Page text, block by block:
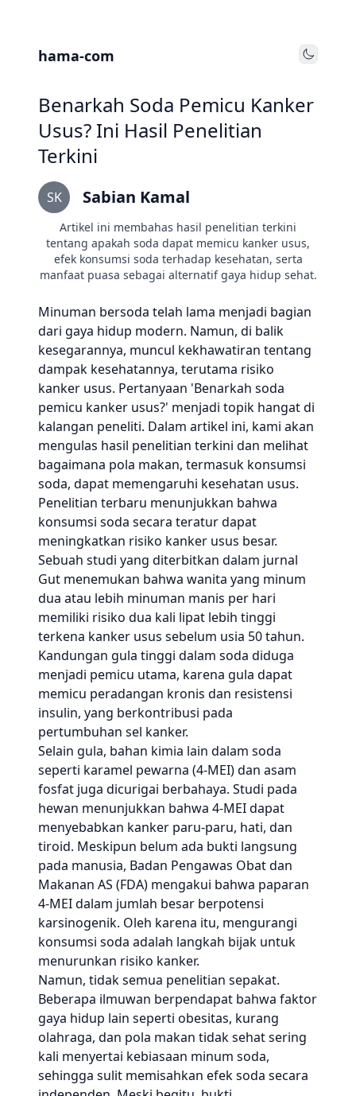
hama-com Toggle
Benarkah Soda Pemicu Kanker
Usus? Ini Hasil Penelitian
Terkini
SK Sabian Kamal
Artikel ini membahas hasil penelitian terkini
tentang apakah soda dapat memicu kanker usus,
efek konsumsi soda terhadap kesehatan, serta
manfaat puasa sebagai alternatif gaya hidup sehat.
Minuman bersoda telah lama menjadi bagian
dari gaya hidup modern. Namun, di balik
kesegarannya, muncul kekhawatiran tentang
dampak kesehatannya, terutama risiko
kanker usus. Pertanyaan 'Benarkah soda
pemicu kanker usus?' menjadi topik hangat di
kalangan peneliti. Dalam artikel ini, kami akan
mengulas hasil penelitian terkini dan melihat
bagaimana pola makan, termasuk konsumsi
soda, dapat memengaruhi kesehatan usus.
Penelitian terbaru menunjukkan bahwa
konsumsi soda secara teratur dapat
meningkatkan risiko kanker usus besar.
Sebuah studi yang diterbitkan dalam jurnal
Gut menemukan bahwa wanita yang minum
dua atau lebih minuman manis per hari
memiliki risiko dua kali lipat lebih tinggi
terkena kanker usus sebelum usia 50 tahun.
Kandungan gula tinggi dalam soda diduga
menjadi pemicu utama, karena gula dapat
memicu peradangan kronis dan resistensi
insulin, yang berkontribusi pada
pertumbuhan sel kanker.
Selain gula, bahan kimia lain dalam soda
seperti karamel pewarna (4-MEI) dan asam
fosfat juga dicurigai berbahaya. Studi pada
hewan menunjukkan bahwa 4-MEI dapat
menyebabkan kanker paru-paru, hati, dan
tiroid. Meskipun belum ada bukti langsung
pada manusia, Badan Pengawas Obat dan
Makanan AS (FDA) mengakui bahwa paparan
4-MEI dalam jumlah besar berpotensi
karsinogenik. Oleh karena itu, mengurangi
konsumsi soda adalah langkah bijak untuk
menurunkan risiko kanker.
Namun, tidak semua penelitian sepakat.
Beberapa ilmuwan berpendapat bahwa faktor
gaya hidup lain seperti obesitas, kurang
olahraga, dan pola makan tidak sehat sering
kali menyertai kebiasaan minum soda,
sehingga sulit memisahkan efek soda secara